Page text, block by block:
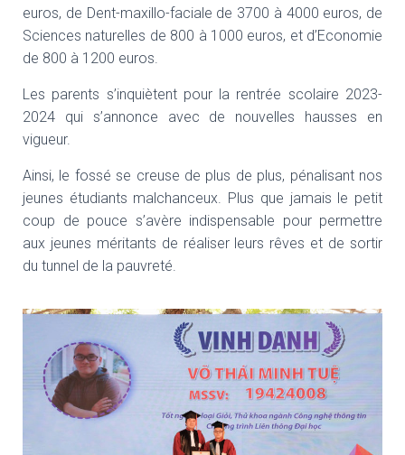
euros, de Dent-maxillo-faciale de 3700 à 4000 euros, de
Sciences naturelles de 800 à 1000 euros, et d’Economie
de 800 à 1200 euros.
Les parents s’inquiètent pour la rentrée scolaire 2023-
2024 qui s’annonce avec de nouvelles hausses en
vigueur.
Ainsi, le fossé se creuse de plus de plus, pénalisant nos
jeunes étudiants malchanceux. Plus que jamais le petit
coup de pouce s’avère indispensable pour permettre
aux jeunes méritants de réaliser leurs rêves et de sortir
du tunnel de la pauvreté.